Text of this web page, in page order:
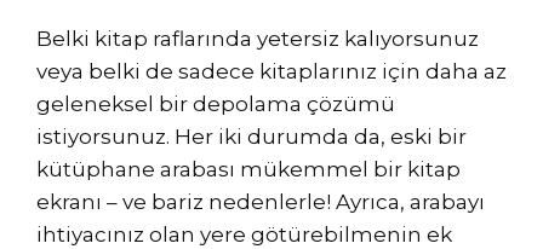
Belki kitap raflarında yetersiz kalıyorsunuz
veya belki de sadece kitaplarınız için daha az
geleneksel bir depolama çözümü
istiyorsunuz. Her iki durumda da, eski bir
kütüphane arabası mükemmel bir kitap
ekranı – ve bariz nedenlerle! Ayrıca, arabayı
ihtiyacınız olan yere götürebilmenin ek